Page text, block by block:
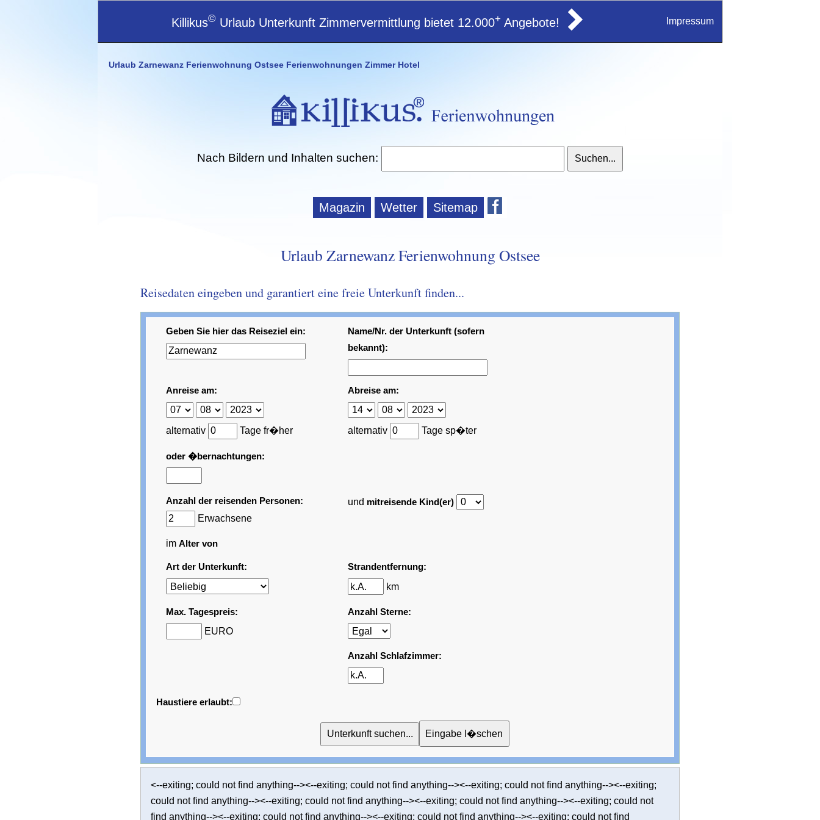
Killikus© Urlaub Unterkunft Zimmervermittlung bietet 12.000+ Angebote! Impressum
Urlaub Zarnewanz Ferienwohnung Ostsee Ferienwohnungen Zimmer Hotel
Nach Bildern und Inhalten suchen:
Magazin Wetter Sitemap
Urlaub Zarnewanz Ferienwohnung Ostsee
Reisedaten eingeben und garantiert eine freie Unterkunft finden...
Geben Sie hier das Reiseziel ein:
Name/Nr. der Unterkunft (sofern
bekannt):
Anreise am:
alternativ Tage fr�her
Abreise am:
alternativ Tage sp�ter
oder �bernachtungen:
Anzahl der reisenden Personen:
Erwachsene
und mitreisende Kind(er)
im Alter von
Art der Unterkunft:
Strandentfernung:
km
Max. Tagespreis:
EURO
Anzahl Sterne:
Anzahl Schlafzimmer:
Haustiere erlaubt:
<--exiting; could not find anything--><--exiting; could not find anything--><--exiting; could not find anything--><--exiting;
could not find anything--><--exiting; could not find anything--><--exiting; could not find anything--><--exiting; could not
find anything--><--exiting; could not find anything--><--exiting; could not find anything--><--exiting; could not find